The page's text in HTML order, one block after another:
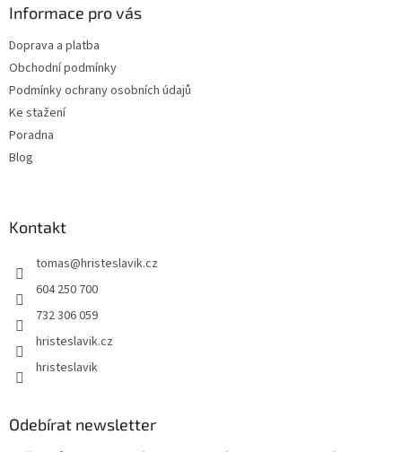
Informace pro vás
Doprava a platba
Obchodní podmínky
Podmínky ochrany osobních údajů
Ke stažení
Poradna
Blog
Kontakt
tomas@hristeslavik.cz
604 250 700
732 306 059
hristeslavik.cz
hristeslavik
Odebírat newsletter